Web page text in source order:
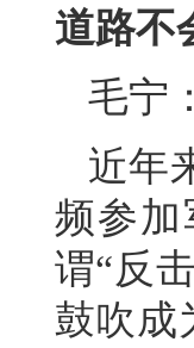
道路不
毛宁
近年
频参
谓“反
鼓吹成